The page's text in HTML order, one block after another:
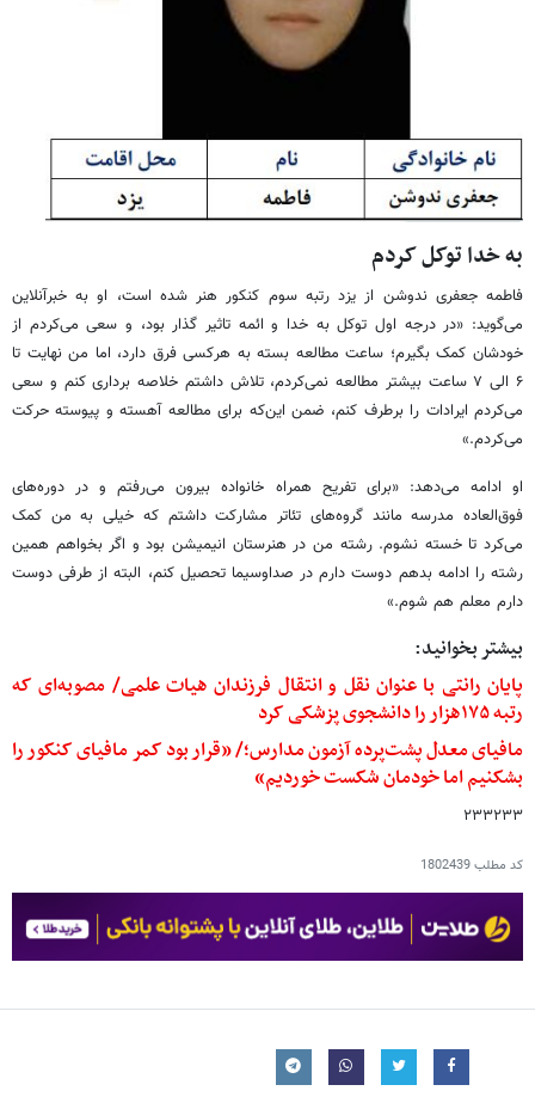
به خدا توکل کردم
فاطمه جعفری ندوشن از یزد رتبه سوم کنکور هنر شده است، او به خبرآنلاین
می‌گوید: «در درجه اول توکل به خدا و ائمه تاثیر گذار بود، و سعی می‌کردم از
خودشان کمک بگیرم؛ ساعت مطالعه بسته به هرکسی فرق دارد، اما من نهایت تا
۶ الی ۷ ساعت بیشتر مطالعه نمی‌کردم، تلاش داشتم خلاصه برداری کنم و سعی
می‌کردم ایرادات را برطرف کنم، ضمن این‌که برای مطالعه آهسته و پیوسته حرکت
می‌کردم.»
او ادامه می‌دهد: «برای تفریح همراه خانواده بیرون می‌رفتم و در دوره‌های
فوق‌العاده مدرسه مانند گروه‌های تئاتر مشارکت داشتم که خیلی به من کمک
می‌کرد تا خسته نشوم. رشته من در هنرستان انیمیشن بود و اگر بخواهم همین
رشته را ادامه بدهم دوست دارم در صداوسیما تحصیل کنم، البته از طرفی دوست
دارم معلم هم شوم.»
بیشتر بخوانید:
پایان رانتی با عنوان نقل و انتقال فرزندان هیات علمی/ مصوبه‌ای که
رتبه ۱۷۵هزار را دانشجوی پزشکی کرد
مافیای معدل پشت‌پرده آزمون مدارس؛/ «قرار بود کمر مافیای کنکور را
بشکنیم اما خودمان شکست خوردیم»
۲۳۳۲۳۳
کد مطلب1802439